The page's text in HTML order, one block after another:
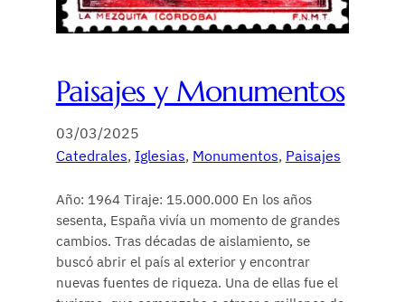
Paisajes y Monumentos
03/03/2025
Catedrales, Iglesias, Monumentos, Paisajes
Año: 1964 Tiraje: 15.000.000 En los años
sesenta, España vivía un momento de grandes
cambios. Tras décadas de aislamiento, se
buscó abrir el país al exterior y encontrar
nuevas fuentes de riqueza. Una de ellas fue el